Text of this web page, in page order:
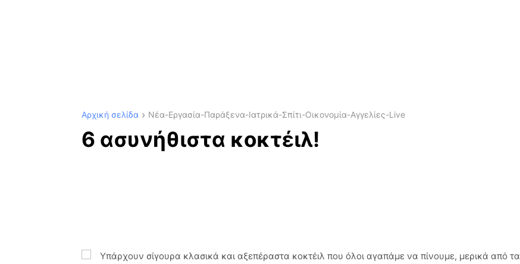
Αρχική σελίδα Νέα-Εργασία-Παράξενα-Ιατρικά-Σπίτι-Οικονομία-Αγγελίες-Live
6 ασυνήθιστα κοκτέιλ!
Υπάρχουν σίγουρα κλασικά και αξεπέραστα κοκτέιλ που όλοι αγαπάμε να πίνουμε, μερικά από τα